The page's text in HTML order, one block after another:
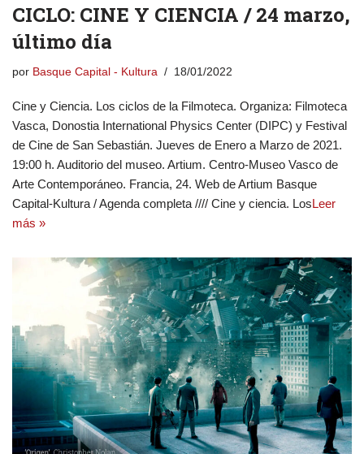
CICLO: CINE Y CIENCIA / 24 marzo,
último día
por Basque Capital - Kultura 18/01/2022
Cine y Ciencia. Los ciclos de la Filmoteca. Organiza: Filmoteca
Vasca, Donostia International Physics Center (DIPC) y Festival
de Cine de San Sebastián. Jueves de Enero a Marzo de 2021.
19:00 h. Auditorio del museo. Artium. Centro-Museo Vasco de
Arte Contemporáneo. Francia, 24. Web de Artium Basque
Capital-Kultura / Agenda completa //// Cine y ciencia. LosLeer
más »